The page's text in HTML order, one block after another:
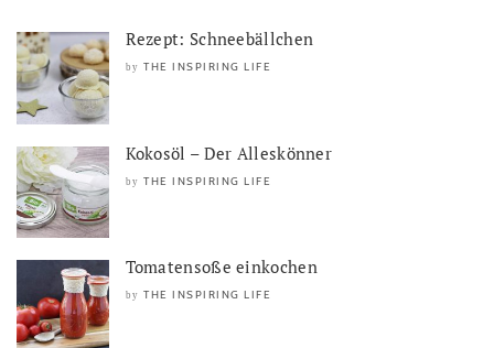
Rezept: Schneebällchen
by THE INSPIRING LIFE
Kokosöl – Der Alleskönner
by THE INSPIRING LIFE
Tomatensoße einkochen
by THE INSPIRING LIFE